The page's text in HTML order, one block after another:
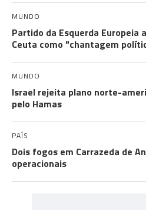
MUNDO
Partido da Esquerda Europeia
Ceuta como "chantagem
MUNDO
Israel rejeita plano norte-
pelo Hamas
PAÍS
Dois fogos em Carrazeda de
operacionais